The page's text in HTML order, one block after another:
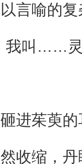
言喻的复
叫……灵
茱萸的
缩，丹